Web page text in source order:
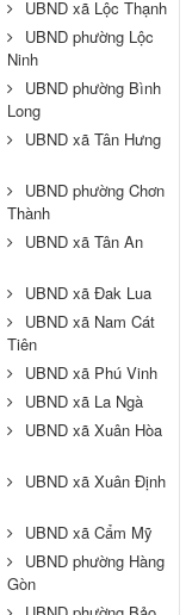
UBND xã Lộc Thạnh
UBND phường Lộc
Ninh
UBND phường Bình
Long
UBND xã Tân Hưng
UBND phường Chơn
Thành
UBND xã Tân An
UBND xã Đak Lua
UBND xã Nam Cát
Tiên
UBND xã Phú Vinh
UBND xã La Ngà
UBND xã Xuân Hòa
UBND xã Xuân Định
UBND xã Cẩm Mỹ
UBND phường Hàng
Gòn